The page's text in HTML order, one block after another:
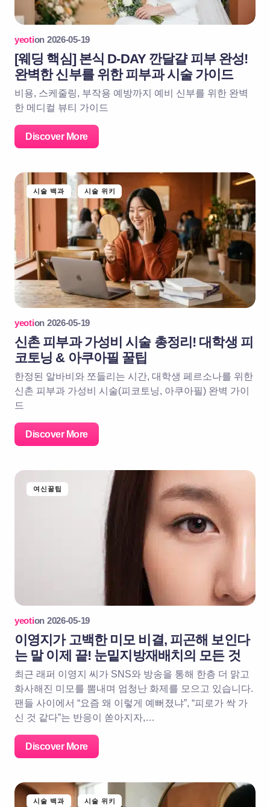
yeotion 2026-05-19
[웨딩 핵심] 본식 D-DAY 깐달걀 피부 완성!
완벽한 신부를 위한 피부과 시술 가이드
비용, 스케줄링, 부작용 예방까지 예비 신부를 위한 완벽
한 메디컬 뷰티 가이드
Discover More
시술 백과 시술 위키
yeotion 2026-05-19
신촌 피부과 가성비 시술 총정리! 대학생 피
코토닝 & 아쿠아필 꿀팁
한정된 알바비와 쪼들리는 시간, 대학생 페르소나를 위한
신촌 피부과 가성비 시술(피코토닝, 아쿠아필) 완벽 가이
드
Discover More
여신꿀팁
yeotion 2026-05-19
이영지가 고백한 미모 비결, 피곤해 보인다
는 말 이제 끝! 눈밑지방재배치의 모든 것
최근 래퍼 이영지 씨가 SNS와 방송을 통해 한층 더 맑고
화사해진 미모를 뽐내며 엄청난 화제를 모으고 있습니다.
팬들 사이에서 “요즘 왜 이렇게 예뻐졌냐”, “피로가 싹 가
신 것 같다”는 반응이 쏟아지자,…
Discover More
시술 백과 시술 위키